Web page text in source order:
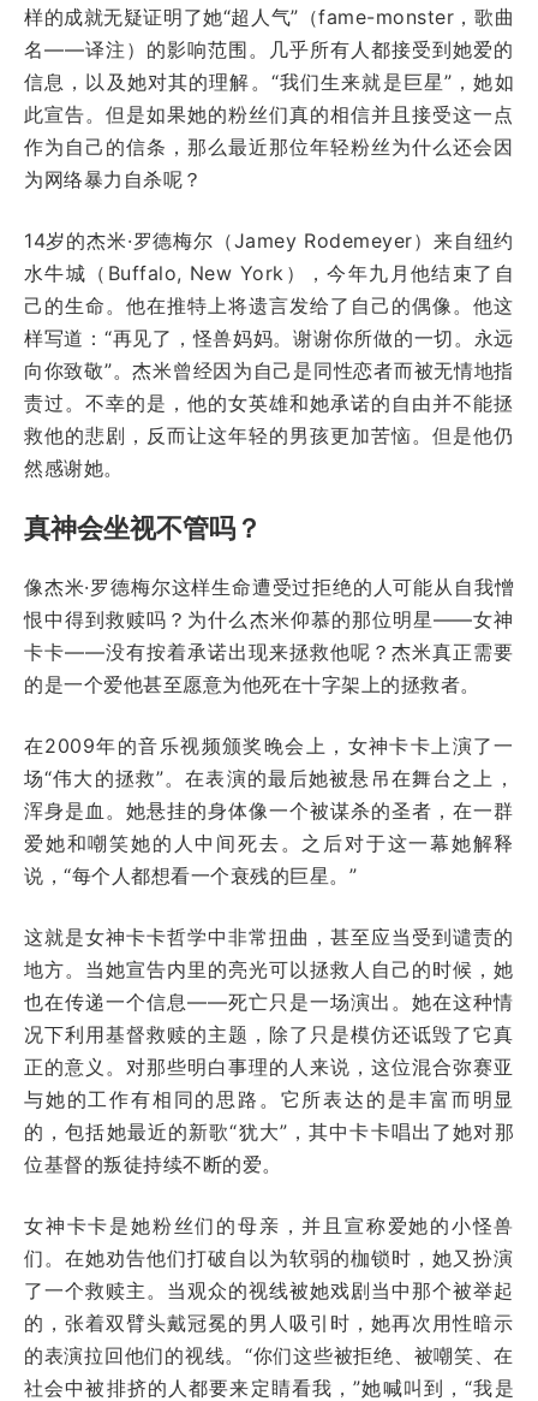
样的成就无疑证明了她“超人气”（fame-monster，歌曲
名——译注）的影响范围。几乎所有人都接受到她爱的
信息，以及她对其的理解。“我们生来就是巨星”，她如
此宣告。但是如果她的粉丝们真的相信并且接受这一点
作为自己的信条，那么最近那位年轻粉丝为什么还会因
为网络暴力自杀呢？
14岁的杰米·罗德梅尔（Jamey Rodemeyer）来自纽约
水牛城（Buffalo, New York），今年九月他结束了自
己的生命。他在推特上将遗言发给了自己的偶像。他这
样写道：“再见了，怪兽妈妈。谢谢你所做的一切。永远
向你致敬”。杰米曾经因为自己是同性恋者而被无情地指
责过。不幸的是，他的女英雄和她承诺的自由并不能拯
救他的悲剧，反而让这年轻的男孩更加苦恼。但是他仍
然感谢她。
真神会坐视不管吗？
像杰米·罗德梅尔这样生命遭受过拒绝的人可能从自我憎
恨中得到救赎吗？为什么杰米仰慕的那位明星——女神
卡卡——没有按着承诺出现来拯救他呢？杰米真正需要
的是一个爱他甚至愿意为他死在十字架上的拯救者。
在2009年的音乐视频颁奖晚会上，女神卡卡上演了一
场“伟大的拯救”。在表演的最后她被悬吊在舞台之上，
浑身是血。她悬挂的身体像一个被谋杀的圣者，在一群
爱她和嘲笑她的人中间死去。之后对于这一幕她解释
说，“每个人都想看一个衰残的巨星。”
这就是女神卡卡哲学中非常扭曲，甚至应当受到谴责的
地方。当她宣告内里的亮光可以拯救人自己的时候，她
也在传递一个信息——死亡只是一场演出。她在这种情
况下利用基督救赎的主题，除了只是模仿还诋毁了它真
正的意义。对那些明白事理的人来说，这位混合弥赛亚
与她的工作有相同的思路。它所表达的是丰富而明显
的，包括她最近的新歌“犹大”，其中卡卡唱出了她对那
位基督的叛徒持续不断的爱。
女神卡卡是她粉丝们的母亲，并且宣称爱她的小怪兽
们。在她劝告他们打破自以为软弱的枷锁时，她又扮演
了一个救赎主。当观众的视线被她戏剧当中那个被举起
的，张着双臂头戴冠冕的男人吸引时，她再次用性暗示
的表演拉回他们的视线。“你们这些被拒绝、被嘲笑、在
社会中被排挤的人都要来定睛看我，”她喊叫到，“我是